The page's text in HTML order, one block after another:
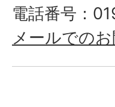
電話番号：
メールでの